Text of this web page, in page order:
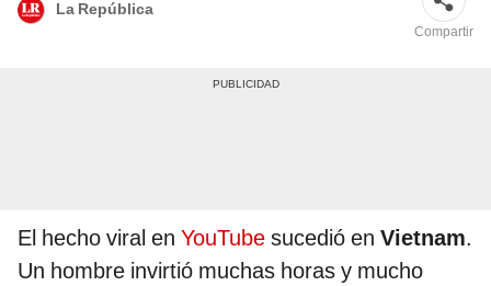
La República
Compartir
El hecho viral en YouTube sucedió en Vietnam.
Un hombre invirtió muchas horas y mucho